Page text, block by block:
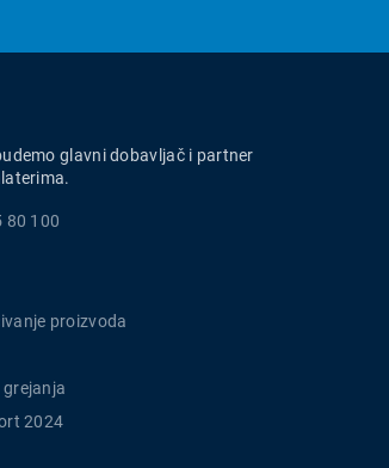
glavni dobavljač i partner
80 100
proizvoda
2024